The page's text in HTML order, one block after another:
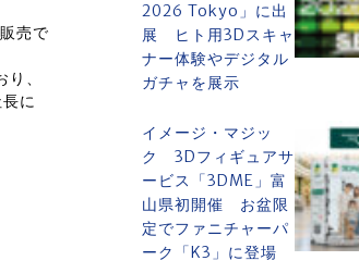
売で
、
に
2026 Tokyo」に出
展 ヒト用3Dスキャ
ナー体験やデジタル
ガチャを展示
イメージ・マジッ
ク 3Dフィギュアサ
ービス「3DME」富
山県初開催 お盆限
定でファニチャーパ
ーク「K3」に登場